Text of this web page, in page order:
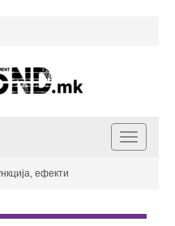
Toggle
ефекти